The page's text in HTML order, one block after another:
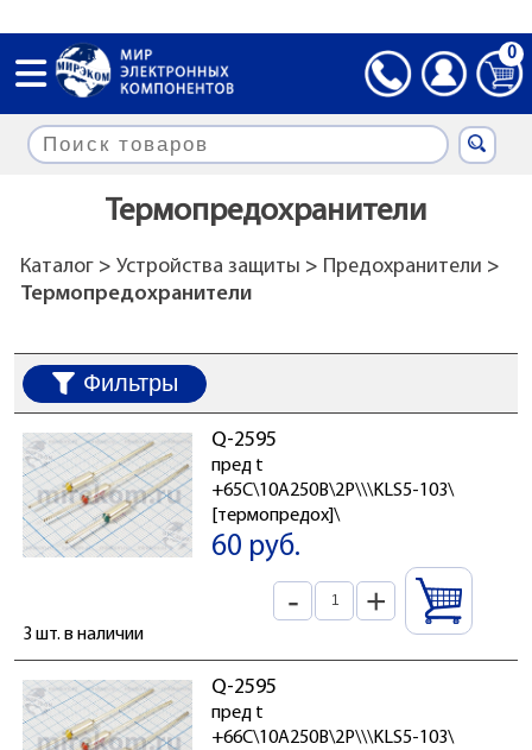
0
Термопредохранители
Каталог> Устройства защиты > Предохранители >
Термопредохранители
Фильтры
Q-2595
пред t
+65C\10А250В\2P\\\KLS5-103\
[термопредох]\
60 руб.
- +
3 шт. в наличии
Q-2595
пред t
+66C\10А250В\2P\\\KLS5-103\